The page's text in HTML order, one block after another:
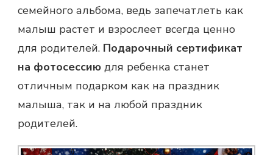
семейного альбома, ведь запечатлеть как
малыш растет и взрослеет всегда ценно
для родителей. Подарочный сертификат
на фотосессию для ребенка станет
отличным подарком как на праздник
малыша, так и на любой праздник
родителей.